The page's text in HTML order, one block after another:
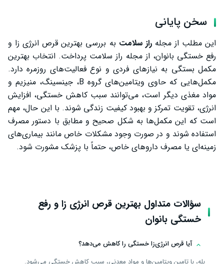
سخن پایانی
این مطلب از مجلهراز سلامت به بررسی بهترین قرص انرژی زا و
رفع خستگی بانوان، از مجله راز سلامت پرداخت. انتخاب بهترین
مکمل بستگی به نیازهای فردی و نوع فعالیت‌های روزمره دارد.
مکمل‌هایی که حاوی ویتامین‌های گروه B، جینسینگ، منیزیم و
مواد مغذی دیگر است، می‌توانند سبب کاهش خستگی، افزایش
انرژی، تقویت تمرکز و بهبود کیفیت زندگی شوند. با این حال، مهم
است که این مکمل‌ها به شکل صحیح و مطابق با دستور مصرف
استفاده شوند و در صورت وجود مشکلات خاص مانند بیماری‌های
زمینه‌ای یا مصرف داروهای خاص، حتماً با پزشک مشورت شود.
سؤالات متداول بهترین قرص انرژی زا و رفع
خستگی بانوان
آیا قرص انرژی‌زا خستگی را کاهش می‌دهد؟
بله، با تامین ویتامین‌ها و مواد معدنی، سبب کاهش خستگی می‌شود.